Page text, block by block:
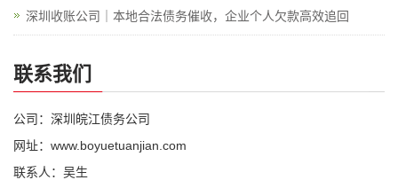
深圳收账公司｜本地合法债务催收，企业个人欠款高效追回
联系我们
公司：深圳皖江债务公司
网址：www.boyuetuanjian.com
联系人：吴生